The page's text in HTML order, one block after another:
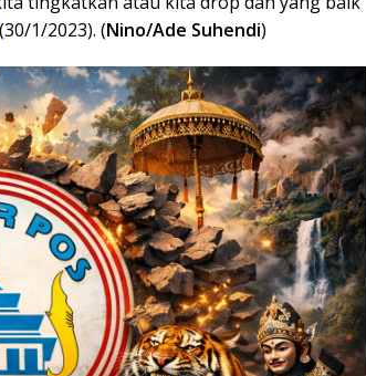
(30/1/2023). (Nino/Ade Suhendi)